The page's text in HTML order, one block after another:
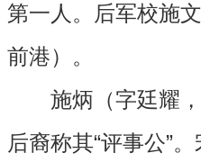
第一人。后军校施
前港）。
施炳（字廷耀，
后裔称其“评事公”